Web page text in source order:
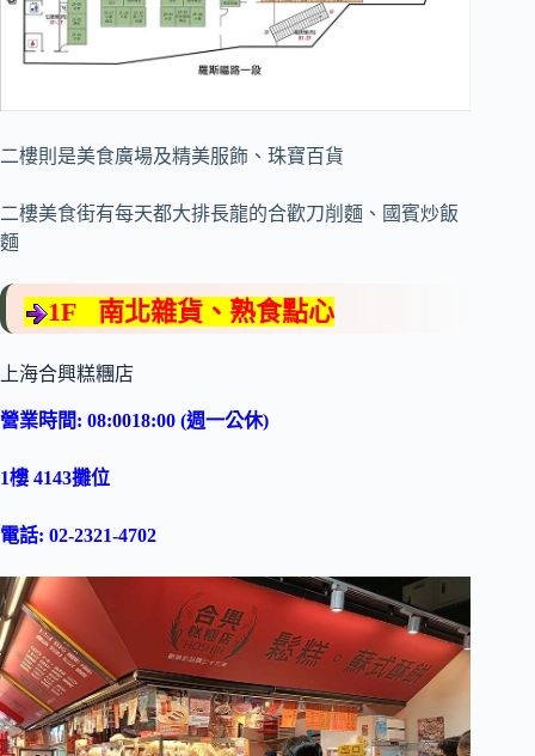
二樓則是美食廣場及精美服飾、珠寶百貨
二樓美食街有每天都大排長龍的合歡刀削麵、國賓炒飯
麵
1F 南北雜貨、熟食點心
上海合興糕糰店
營業時間: 08:0018:00 (週一公休)
1樓 4143攤位
電話: 02-2321-4702